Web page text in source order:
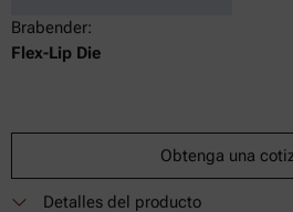
Brabender:
Flex-Lip Die
Obtenga una
Detalles del producto